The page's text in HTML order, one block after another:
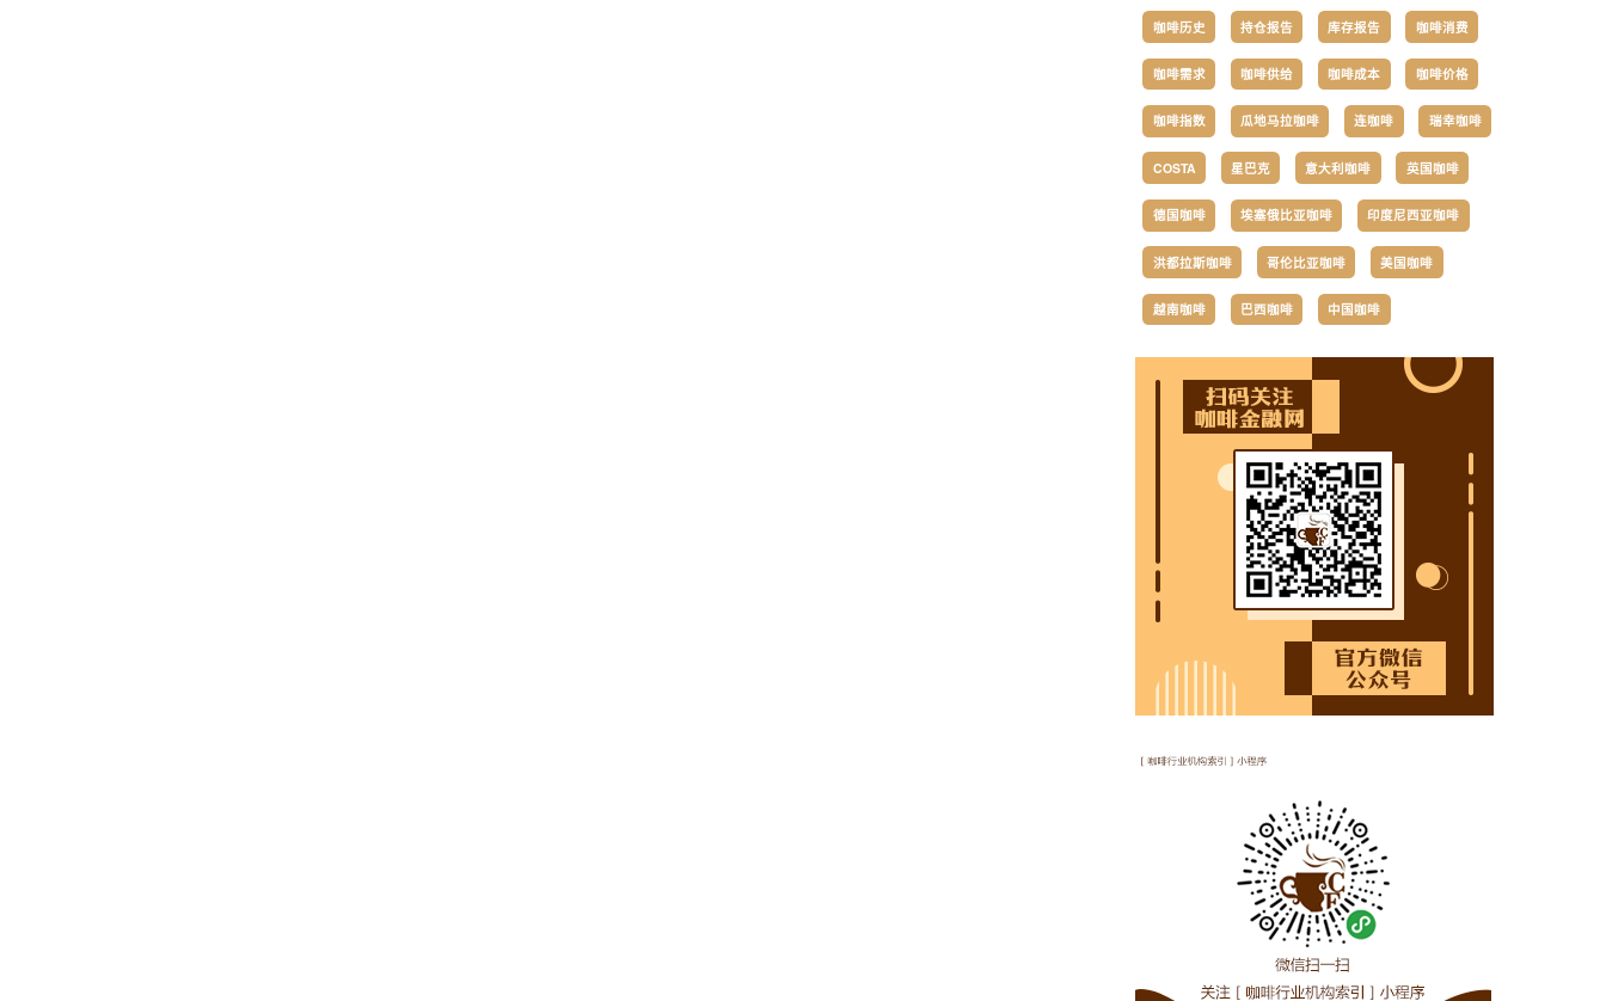
咖啡历史 持仓报告 库存报告 咖啡消费
咖啡需求 咖啡供给 咖啡成本 咖啡价格
咖啡指数 瓜地马拉咖啡 连咖啡 瑞幸咖啡
COSTA 星巴克 意大利咖啡 英国咖啡
德国咖啡 埃塞俄比亚咖啡 印度尼西亚咖啡
洪都拉斯咖啡 哥伦比亚咖啡 美国咖啡
越南咖啡 巴西咖啡 中国咖啡